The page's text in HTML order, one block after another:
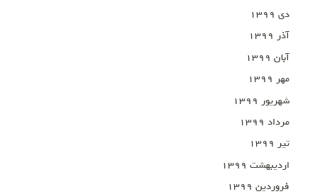
دی ۱۳۹۹
آذر ۱۳۹۹
آبان ۱۳۹۹
مهر ۱۳۹۹
شهریور ۱۳۹۹
مرداد ۱۳۹۹
تیر ۱۳۹۹
اردیبهشت ۱۳۹۹
فروردین ۱۳۹۹